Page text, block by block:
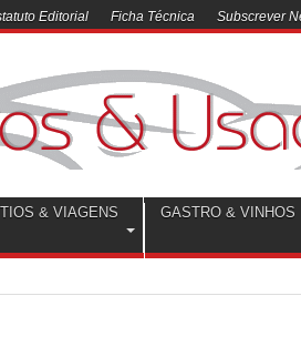
Editorial Ficha Técnica Subscrever
& VIAGENS GASTRO & VINHOS